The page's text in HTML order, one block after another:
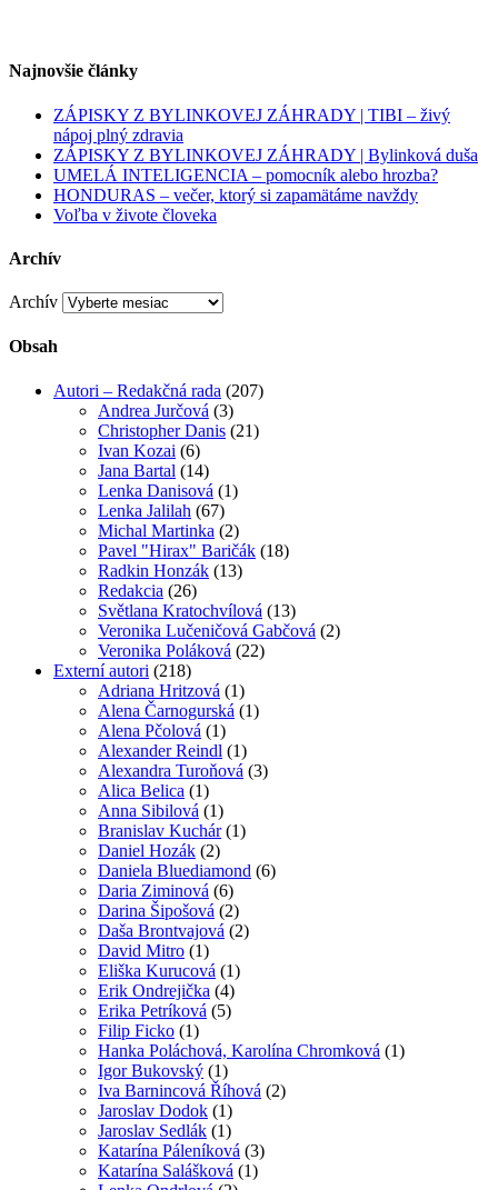
Najnovšie články
ZÁPISKY Z BYLINKOVEJ ZÁHRADY | TIBI – živý
nápoj plný zdravia
ZÁPISKY Z BYLINKOVEJ ZÁHRADY | Bylinková duša
UMELÁ INTELIGENCIA – pomocník alebo hrozba?
HONDURAS – večer, ktorý si zapamätáme navždy
Voľba v živote človeka
Archív
Archív
Obsah
Autori – Redakčná rada (207)
Andrea Jurčová (3)
Christopher Danis (21)
Ivan Kozai (6)
Jana Bartal (14)
Lenka Danisová (1)
Lenka Jalilah (67)
Michal Martinka (2)
Pavel "Hirax" Baričák (18)
Radkin Honzák (13)
Redakcia (26)
Světlana Kratochvílová (13)
Veronika Lučeničová Gabčová (2)
Veronika Poláková (22)
Externí autori (218)
Adriana Hritzová (1)
Alena Čarnogurská (1)
Alena Pčolová (1)
Alexander Reindl (1)
Alexandra Turoňová (3)
Alica Belica (1)
Anna Sibilová (1)
Branislav Kuchár(1)
Daniel Hozák (2)
Daniela Bluediamond (6)
Daria Ziminová (6)
Darina Šipošová (2)
Daša Brontvajová (2)
David Mitro (1)
Eliška Kurucová (1)
Erik Ondrejička (4)
Erika Petríková (5)
Filip Ficko (1)
Hanka Poláchová, Karolína Chromková (1)
Igor Bukovský (1)
Iva Barnincová Říhová (2)
Jaroslav Dodok (1)
Jaroslav Sedlák (1)
Katarína Páleníková (3)
Katarína Salášková (1)